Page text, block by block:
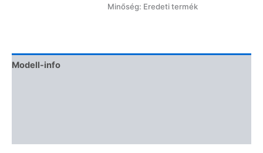
Minőség: Eredeti termék
Modell-info